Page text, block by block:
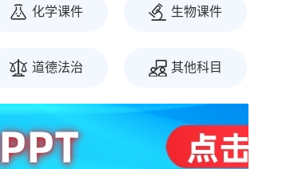
化学课件 生物课件
道德法治 其他科目